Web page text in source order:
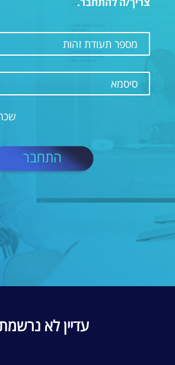
מספר תעודת זהות
סיסמא
התחבר
עדיין לא